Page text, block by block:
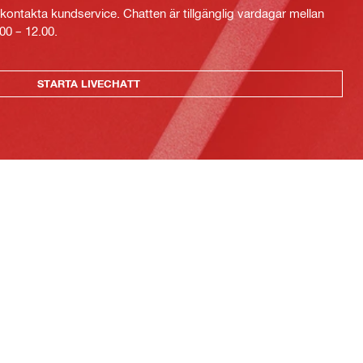
kundservice. Chatten är tillgänglig vardagar mellan
– 12.00.
STARTA LIVECHATT